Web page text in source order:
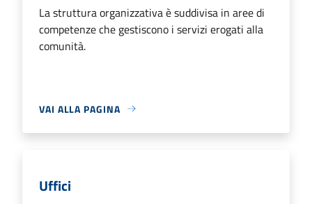
La struttura organizzativa è suddivisa in aree di
competenze che gestiscono i servizi erogati alla
comunità.
VAI ALLA PAGINA
Uffici